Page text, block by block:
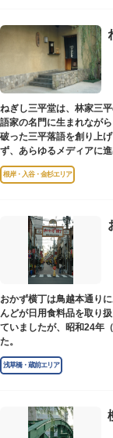
ねぎし三平堂は、林家三
語家の名門に生まれなが
破った三平落語を創り上
ず、あらゆるメディアに
て、いつまでも日本人の心
根岸・入谷・金杉エリア
おかず横丁は鳥越本通り
んどが日用食料品を取り
ていましたが、昭和24年
た。
浅草橋・蔵前エリア